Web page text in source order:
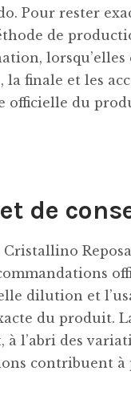
Pour rester
de
la finale et les
du
de
dilution et
du produit.
l’abri des
contribuent à